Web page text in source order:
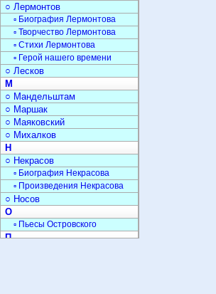
○ Лермонтов
▫ Биография Лермонтова
▫ Творчество Лермонтова
▫ Стихи Лермонтова
▫ Герой нашего времени
○ Лесков
М
○ Мандельштам
○ Маршак
○ Маяковский
○ Михалков
Н
○ Некрасов
▫ Биография Некрасова
▫ Произведения Некрасова
○ Носов
О
▫ Пьесы Островского
П